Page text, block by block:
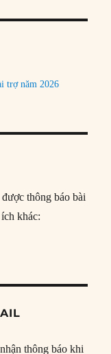
trợ năm 2026
thông báo bài
khác:
thông báo khi